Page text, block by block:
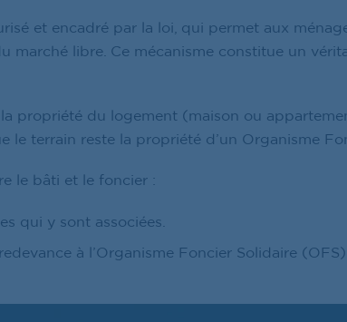
et encadré par la loi, qui permet aux
marché libre. Ce mécanisme constitue un
propriété du logement (maison ou
le terrain reste la propriété d’un Organisme
le bâti et le foncier :
qui y sont associées.
à l’Organisme Foncier Solidaire (OFS).